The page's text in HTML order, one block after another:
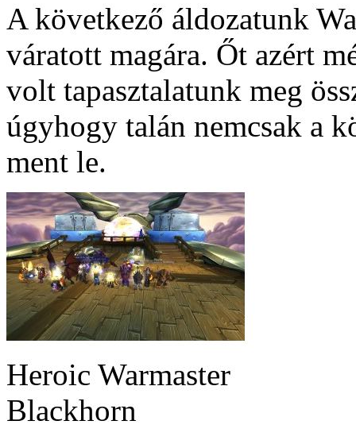
A következő áldozatunk
váratott magára. Őt azért
volt tapasztalatunk meg
úgyhogy talán nemcsak a
ment le.
Heroic Warmaster
Blackhorn